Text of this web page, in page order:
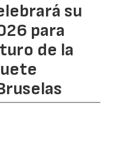
su
para
de la